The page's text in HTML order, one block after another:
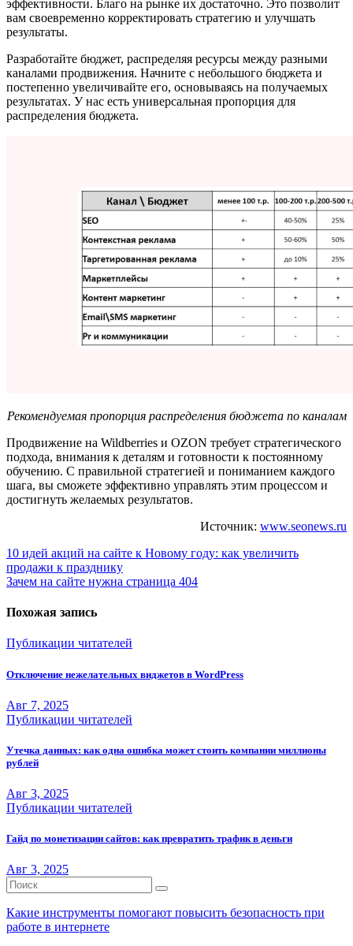
эффективности. Благо на рынке их достаточно. Это позволит
вам своевременно корректировать стратегию и улучшать
результаты.
Разработайте бюджет, распределяя ресурсы между разными
каналами продвижения. Начните с небольшого бюджета и
постепенно увеличивайте его, основываясь на получаемых
результатах. У нас есть универсальная пропорция для
распределения бюджета.
Рекомендуемая пропорция распределения бюджета по каналам
Продвижение на Wildberries и OZON требует стратегического
подхода, внимания к деталям и готовности к постоянному
обучению. С правильной стратегией и пониманием каждого
шага, вы сможете эффективно управлять этим процессом и
достигнуть желаемых результатов.
Источник: www.seonews.ru
Навигация
по
10 идей акций на сайте к Новому году: как увеличить
продажи к празднику
Зачем на сайте нужна страница 404
Похожая запись
Публикации читателей
Отключение нежелательных виджетов в WordPress
Авг 7, 2025
Публикации читателей
Утечка данных: как одна ошибка может стоить компании миллионы
рублей
Авг 3, 2025
Публикации читателей
Гайд по монетизации сайтов: как превратить трафик в деньги
Авг 3, 2025
Какие инструменты помогают повысить безопасность при
работе в интернете